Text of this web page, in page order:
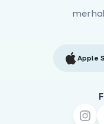
Apple